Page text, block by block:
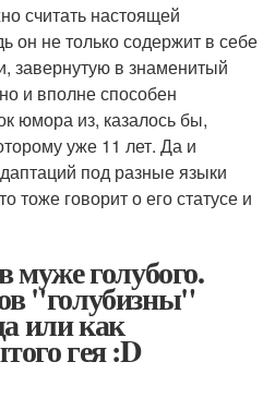
считать настоящей
он не только содержит в себе
завернутую в знаменитый
и вполне способен
юмора из, казалось бы,
уже 11 лет. Да и
под разные языки
тоже говорит о его статусе и
муже голубого.
"голубизны"
или как
гея :D